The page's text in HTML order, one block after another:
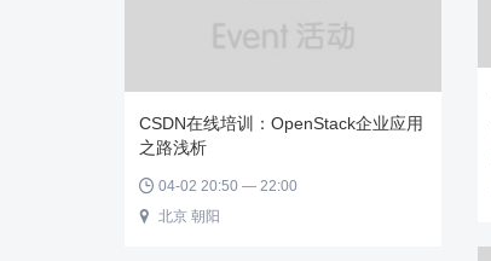
CSDN在线培训：OpenStack企业应用
之路浅析
 04-02 20:50 — 22:00
 北京 朝阳